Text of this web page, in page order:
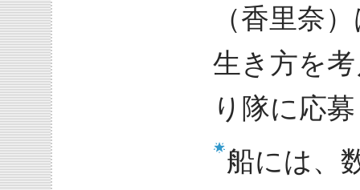
（香里奈
生き方を
り隊に応
船には、